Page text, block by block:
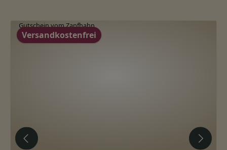
Produktgalerie überspringen
Versandkostenfrei